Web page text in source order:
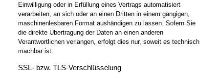
Einwilligung oder in Erfüllung eines Vertrags automatisiert
verarbeiten, an sich oder an einen Dritten in einem gängigen,
maschinenlesbaren Format aushändigen zu lassen. Sofern Sie
die direkte Übertragung der Daten an einen anderen
Verantwortlichen verlangen, erfolgt dies nur, soweit es technisch
machbar ist.
SSL- bzw. TLS-Verschlüsselung